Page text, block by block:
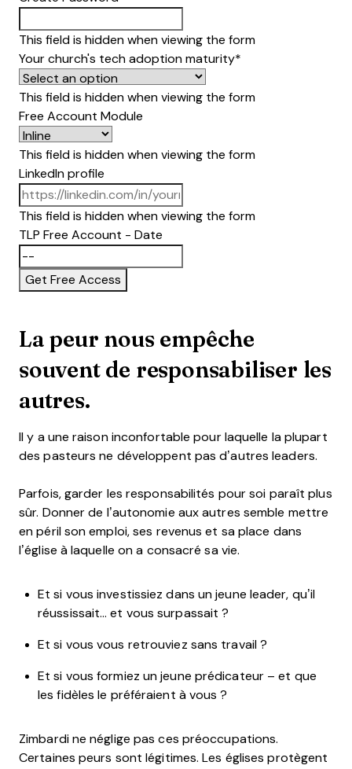
This field is hidden when viewing the form
Your church's tech adoption maturity*
This field is hidden when viewing the form
Free Account Module
This field is hidden when viewing the form
LinkedIn profile
This field is hidden when viewing the form
TLP Free Account - Date
La peur nous empêche
souvent de responsabiliser les
autres.
Il y a une raison inconfortable pour laquelle la plupart
des pasteurs ne développent pas d’autres leaders.
Parfois, garder les responsabilités pour soi paraît plus
sûr. Donner de l’autonomie aux autres semble mettre
en péril son emploi, ses revenus et sa place dans
l’église à laquelle on a consacré sa vie.
Et si vous investissiez dans un jeune leader, qu’il
réussissait… et vous surpassait ?
Et si vous vous retrouviez sans travail ?
Et si vous formiez un jeune prédicateur – et que
les fidèles le préféraient à vous ?
Zimbardi ne néglige pas ces préoccupations.
Certaines peurs sont légitimes. Les églises protègent